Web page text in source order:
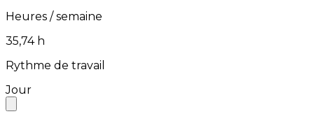
Heures / semaine
⁨35,74⁩ h
Rythme de travail
Jour